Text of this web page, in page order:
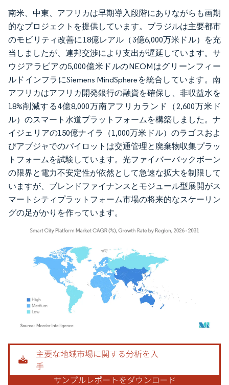
南米、中東、アフリカは早期導入段階にありながらも画期
的なプロジェクトを提供しています。ブラジルは主要都市
のモビリティ改善に18億レアル（3億6,000万米ドル）を充
当しましたが、連邦交渉により支出が遅延しています。サ
ウジアラビアの5,000億米ドルのNEOMはグリーンフィー
ルドインフラにSiemens MindSphereを統合しています。南
アフリカはアフリカ開発銀行の融資を確保し、非収益水を
18%削減する4億8,000万南アフリカランド（2,600万米ド
ル）のスマート水道プラットフォームを構築しました。ナ
イジェリアの150億ナイラ（1,000万米ドル）のラゴスおよ
びアブジャでのパイロットは交通管理と廃棄物収集プラッ
トフォームを試験しています。光ファイバーバックボーン
の限界と電力不安定性が依然として急速な拡大を制限して
いますが、ブレンドファイナンスとモジュール型展開がス
マートシティプラットフォーム市場の将来的なスケーリン
グの足がかりを作っています。
画像 © Mordor Intelligence。再利用にはCC BY 4.0の表示が必要です。